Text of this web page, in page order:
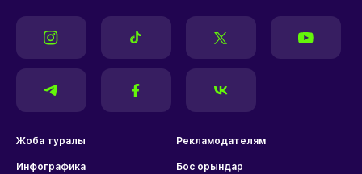
Жоба туралы Рекламодателям
Инфографика Бос орындар